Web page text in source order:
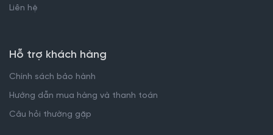
Liên hệ
Hỗ trợ khách hàng
Chính sách bảo hành
Hướng dẫn mua hàng và thanh toán
Câu hỏi thường gặp